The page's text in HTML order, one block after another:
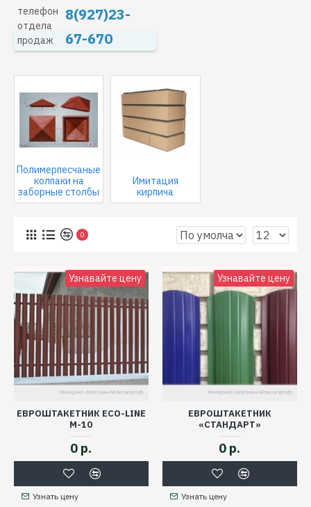
телефон
отдела
продаж
8(927)23-
67-670
Полимерпесчаные
колпаки на
заборные столбы
Имитация
кирпича
0
Узнавайте цену
ЕВРОШТАКЕТНИК ECO-LINE
M-10
0 р.
Узнать цену
Узнавайте цену
ЕВРОШТАКЕТНИК
«СТАНДАРТ»
0 р.
Узнать цену